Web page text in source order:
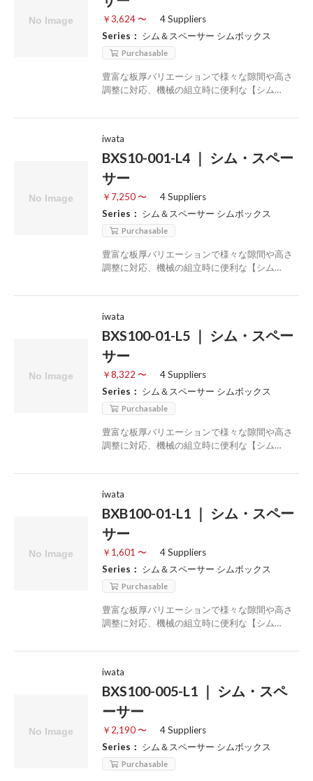
￥3,624 〜
4 Suppliers
Series： シム＆スペーサー シムボックス
Purchasable
豊富な板厚バリエーションで様々な隙間や高さ
調整に対応、機械の組立時に便利な【シム…
iwata
BXS10-001-L4 ｜ シム・スペー
サー
￥7,250 〜
4 Suppliers
Series： シム＆スペーサー シムボックス
Purchasable
豊富な板厚バリエーションで様々な隙間や高さ
調整に対応、機械の組立時に便利な【シム…
iwata
BXS100-01-L5 ｜ シム・スペー
サー
￥8,322 〜
4 Suppliers
Series： シム＆スペーサー シムボックス
Purchasable
豊富な板厚バリエーションで様々な隙間や高さ
調整に対応、機械の組立時に便利な【シム…
iwata
BXB100-01-L1 ｜ シム・スペー
サー
￥1,601 〜
4 Suppliers
Series： シム＆スペーサー シムボックス
Purchasable
豊富な板厚バリエーションで様々な隙間や高さ
調整に対応、機械の組立時に便利な【シム…
iwata
BXS100-005-L1 ｜ シム・スペ
ーサー
￥2,190 〜
4 Suppliers
Series： シム＆スペーサー シムボックス
Purchasable